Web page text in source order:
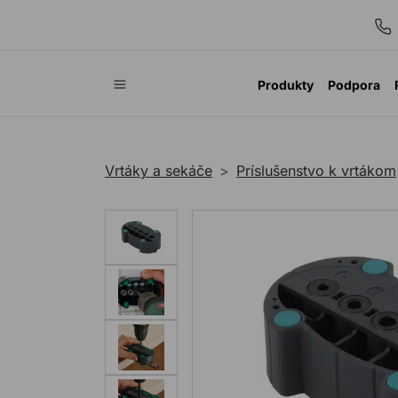
Produkty Podpora
Vrtáky a sekáče Príslušenstvo k vrtákom